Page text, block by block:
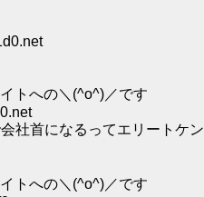
トへの＼(^o^)／です
社首になるってエリートケン
トへの＼(^o^)／です